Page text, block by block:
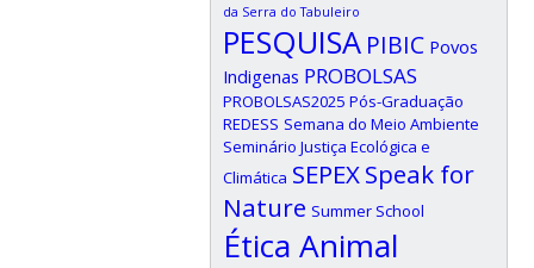
da Serra do Tabuleiro
PESQUISA PIBIC Povos
Indigenas PROBOLSAS
PROBOLSAS2025 Pós-Graduação
REDESS Semana do Meio Ambiente
Seminário Justiça Ecológica e
Climática SEPEXSpeak for
Nature Summer School
Ética Animal